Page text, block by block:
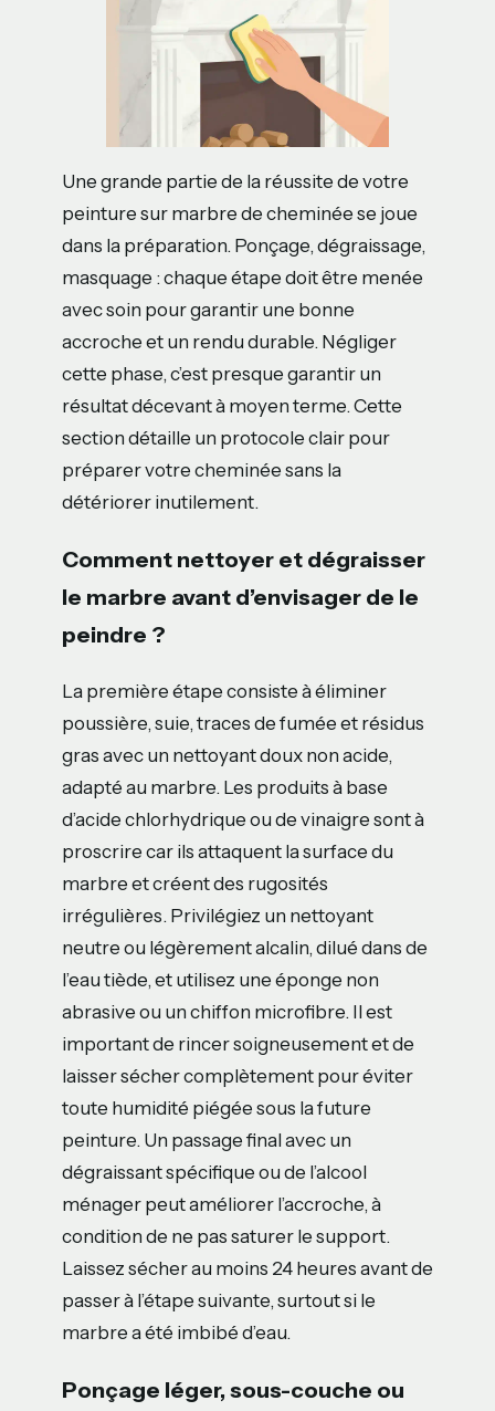
Une grande partie de la réussite de votre
peinture sur marbre de cheminée se joue
dans la préparation. Ponçage, dégraissage,
masquage : chaque étape doit être menée
avec soin pour garantir une bonne
accroche et un rendu durable. Négliger
cette phase, c’est presque garantir un
résultat décevant à moyen terme. Cette
section détaille un protocole clair pour
préparer votre cheminée sans la
détériorer inutilement.
Comment nettoyer et dégraisser
le marbre avant d’envisager de le
peindre ?
La première étape consiste à éliminer
poussière, suie, traces de fumée et résidus
gras avec un nettoyant doux non acide,
adapté au marbre. Les produits à base
d’acide chlorhydrique ou de vinaigre sont à
proscrire car ils attaquent la surface du
marbre et créent des rugosités
irrégulières. Privilégiez un nettoyant
neutre ou légèrement alcalin, dilué dans de
l’eau tiède, et utilisez une éponge non
abrasive ou un chiffon microfibre. Il est
important de rincer soigneusement et de
laisser sécher complètement pour éviter
toute humidité piégée sous la future
peinture. Un passage final avec un
dégraissant spécifique ou de l’alcool
ménager peut améliorer l’accroche, à
condition de ne pas saturer le support.
Laissez sécher au moins 24 heures avant de
passer à l’étape suivante, surtout si le
marbre a été imbibé d’eau.
Ponçage léger, sous-couche ou